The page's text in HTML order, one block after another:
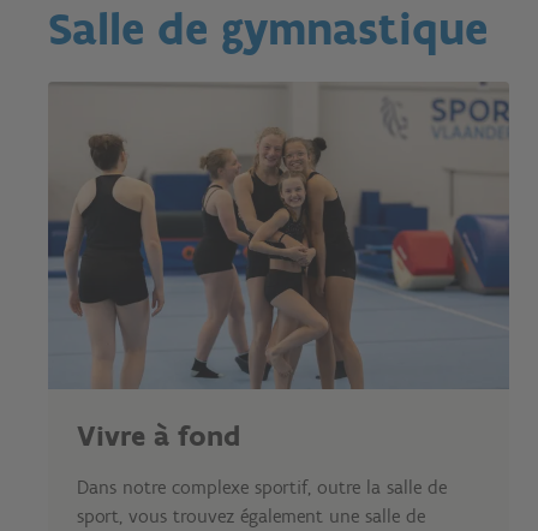
Salle de gymnastique
Vivre à fond
Dans notre complexe sportif, outre la salle de
sport, vous trouvez également une salle de